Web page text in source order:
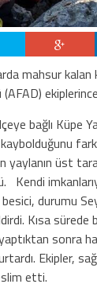
mahsur
bağlı Küpe
kaybolduğunu
yaylanın üst
Kendi
durumu
Kısa
sonra
Ekipler,
etti.